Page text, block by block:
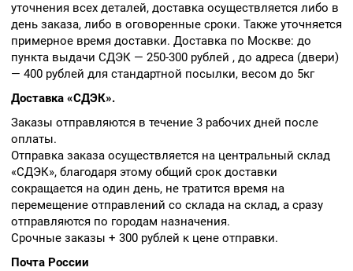
уточнения всех деталей, доставка осуществляется либо в
день заказа, либо в оговоренные сроки. Также уточняется
примерное время доставки. Доставка по Москве: до
пункта выдачи СДЭК — 250-300 рублей , до адреса (двери)
— 400 рублей для стандартной посылки, весом до 5кг
Доставка «СДЭК».
Заказы отправляются в течение 3 рабочих дней после
оплаты.
Отправка заказа осуществляется на центральный склад
«СДЭК», благодаря этому общий срок доставки
сокращается на один день, не тратится время на
перемещение отправлений со склада на склад, а сразу
отправляются по городам назначения.
Срочные заказы + 300 рублей к цене отправки.
Почта России